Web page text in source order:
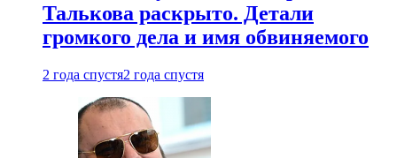
Талькова раскрыто. Детали
громкого дела и имя обвиняемого
2 года спустя2 года спустя